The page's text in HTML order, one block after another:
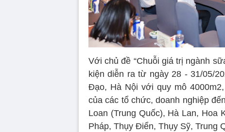
Với chủ đề “Chuỗi giá trị ngành
kiện diễn ra từ ngày 28 - 31/05/
Đạo, Hà Nội với quy mô
của các tổ chức, doanh nghiệp
Loan (Trung Quốc), Hà Lan, Hoa
Pháp, Thụy Điển, Thụy Sỹ, Trung